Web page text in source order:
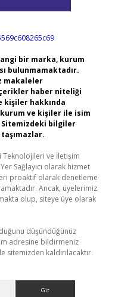
bir marka, kurum
bulunmamaktadır.
makaleler
haber niteliği
kişiler hakkında
kurum ve kişiler ile isim
bilgiler
Teknolojileri ve İletişim
Sağlayıcı olarak hizmet
proaktif olarak denetleme
Ancak, üyelerimiz
olup, siteye üye olarak
düşündüğünüz
adresine bildirmeniz
kaldırılacaktır.